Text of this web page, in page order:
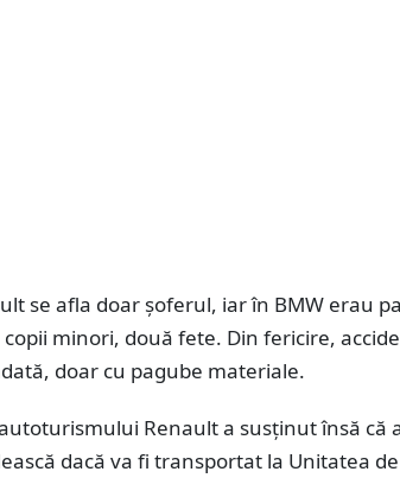
se afla doar șoferul, iar în BMW erau
copii minori, două fete. Din fericire,
doar cu pagube materiale.
Renault a susținut însă că
dacă va fi transportat la Unitatea